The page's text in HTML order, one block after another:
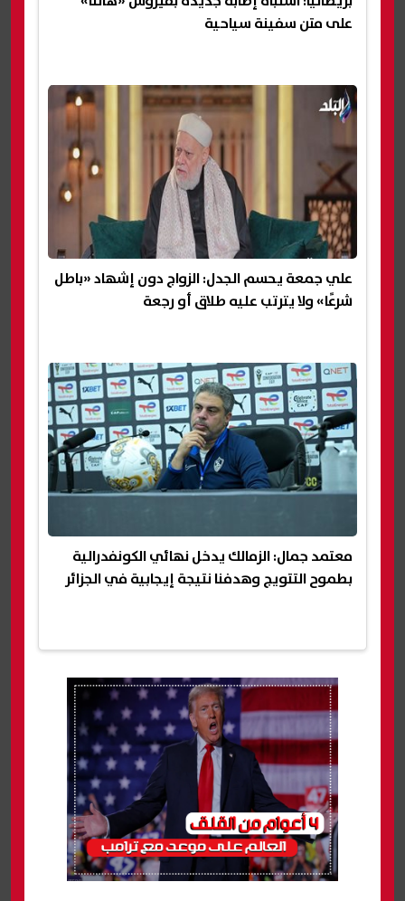
على متن سفينة سياحية
علي جمعة يحسم الجدل: الزواج دون إشهاد «باطل
شرعًا» ولا يترتب عليه طلاق أو رجعة
معتمد جمال: الزمالك يدخل نهائي الكونفدرالية
بطموح التتويج وهدفنا نتيجة إيجابية في الجزائر